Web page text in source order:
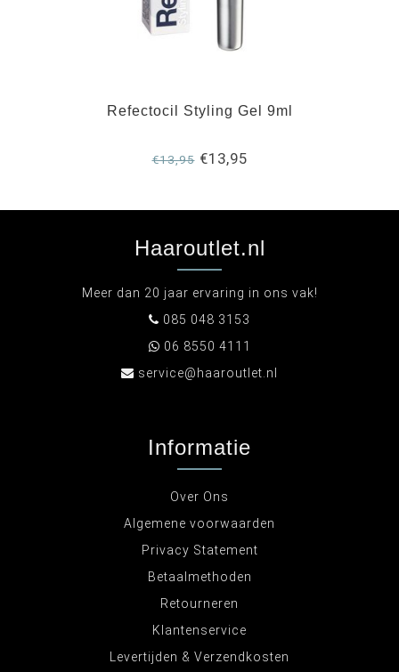
Refectocil Styling Gel 9ml
€13,95€13,95
Haaroutlet.nl
Meer dan 20 jaar ervaring in ons vak!
085 048 3153
06 8550 4111
service@haaroutlet.nl
Informatie
Over Ons
Algemene voorwaarden
Privacy Statement
Betaalmethoden
Retourneren
Klantenservice
Levertijden & Verzendkosten